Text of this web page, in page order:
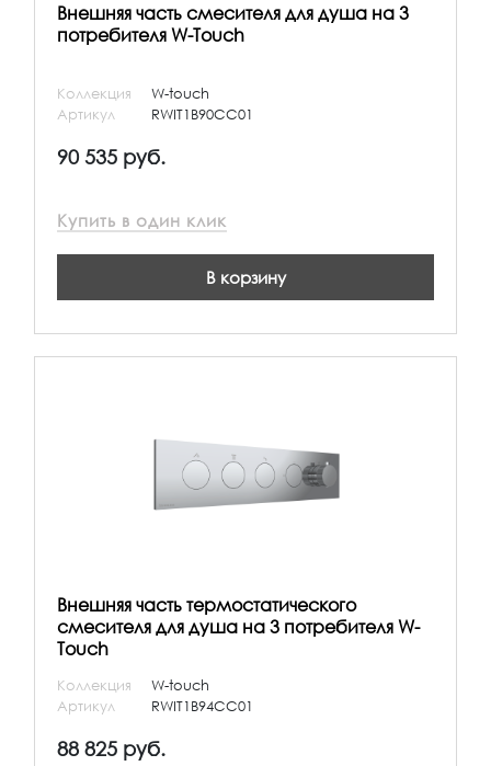
Внешняя часть смесителя для душа на 3
потребителя W-Touch
Коллекция
W-touch
Артикул
RWIT1B90CC01
90 535 руб.
Купить в один клик
В корзину
Внешняя часть термостатического
смесителя для душа на 3 потребителя W-
Touch
Коллекция
W-touch
Артикул
RWIT1B94CC01
88 825 руб.